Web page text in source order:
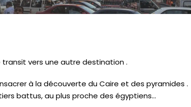
vers une autre destination .
à la découverte duCaire et des pyramides .
battus, au plus proche des égyptiens…